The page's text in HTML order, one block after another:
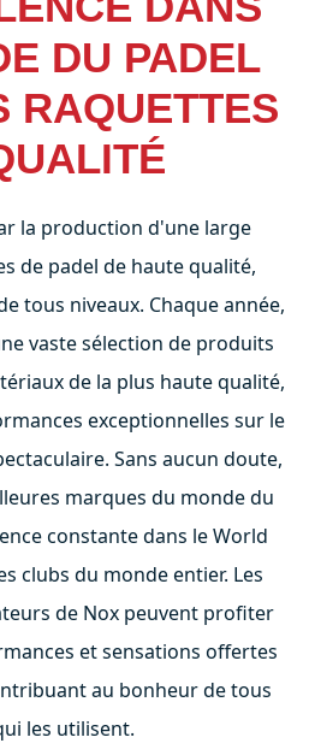
DU PADEL
RAQUETTES
la production d'une large
de padel de haute qualité,
tous niveaux. Chaque année,
vaste sélection de produits
de la plus haute qualité,
exceptionnelles sur le
Sans aucun doute,
marques du monde du
constante dans le World
clubs du monde entier. Les
de Nox peuvent profiter
et sensations offertes
au bonheur de tous
les utilisent.